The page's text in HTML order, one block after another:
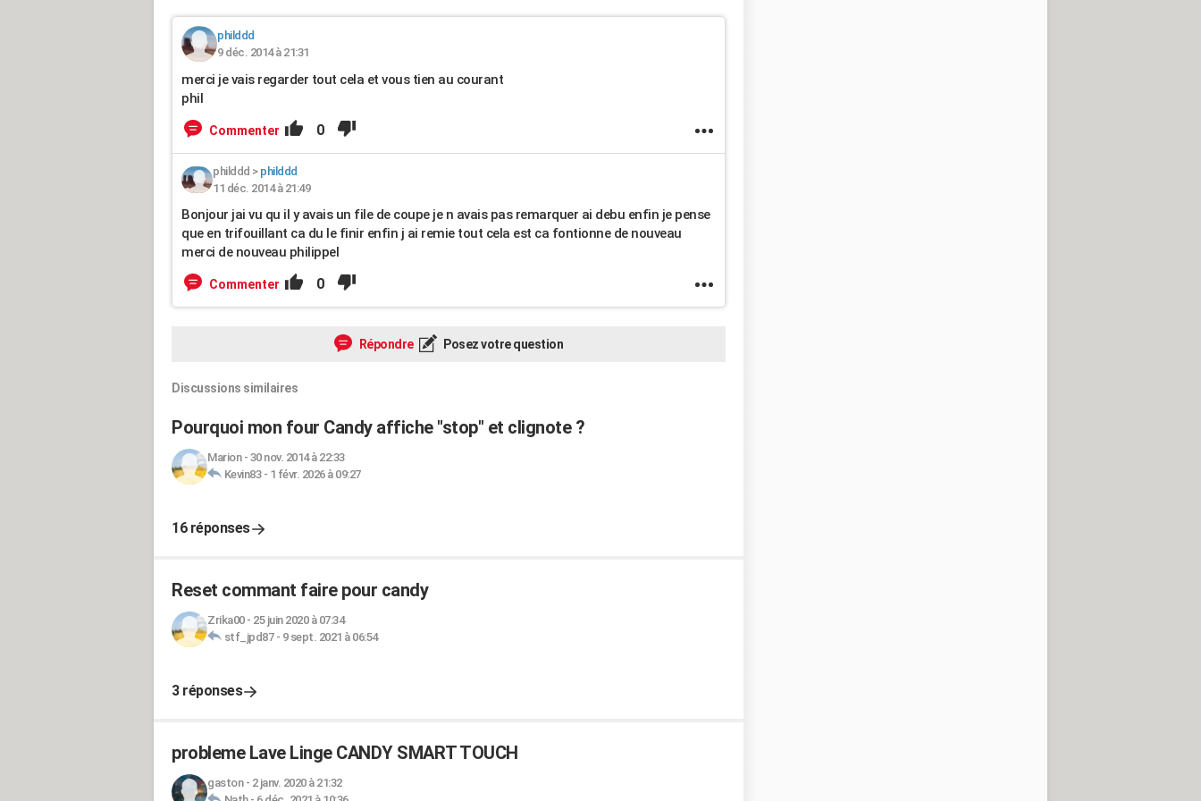
philddd
9 déc. 2014 à 21:31
merci je vais regarder tout cela et vous tien au courant
phil
Commenter 0
philddd > philddd
11 déc. 2014 à 21:49
Bonjour jai vu qu il y avais un file de coupe je n avais pas remarquer ai debu enfin je pense
que en trifouillant ca du le finir enfin j ai remie tout cela est ca fontionne de nouveau
merci de nouveau philippel
Commenter 0
Répondre Posez votre question
Discussions similaires
Pourquoi mon four Candy affiche "stop" et clignote ?
Marion- 30 nov. 2014 à 22:33
Kevin83- 1 févr. 2026 à 09:27
16 réponses
Reset commant faire pour candy
Zrika00- 25 juin 2020 à 07:34
stf_jpd87- 9 sept. 2021 à 06:54
3 réponses
probleme Lave Linge CANDY SMART TOUCH
gaston- 2 janv. 2020 à 21:32